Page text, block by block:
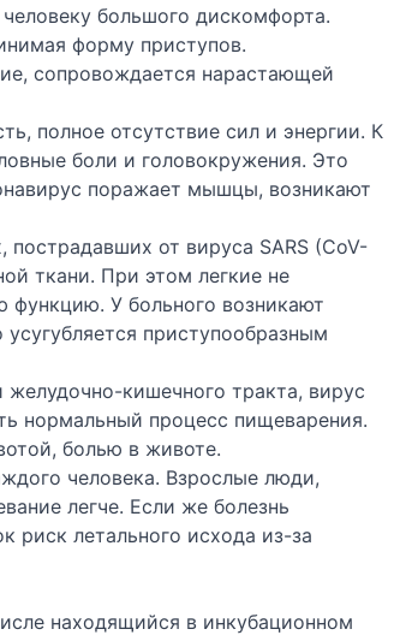
большого дискомфорта.
форму приступов.
сопровождается нарастающей
полное отсутствие сил и энергии. К
боли и головокружения. Это
поражает мышцы, возникают
от вируса SARS (CoV-
ткани. При этом легкие не
функцию. У больного возникают
приступообразным
кишечного тракта, вирус
нормальный процесс пищеварения.
болью в животе.
человека. Взрослые люди,
легче. Если же болезнь
риск летального исхода из-за
находящийся в инкубационном